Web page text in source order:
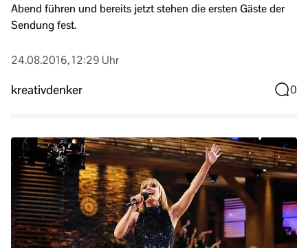
Abend führen und bereits jetzt stehen die ersten Gäste der
Sendung fest.
24.08.2016, 12:29 Uhr
kreativdenker 0